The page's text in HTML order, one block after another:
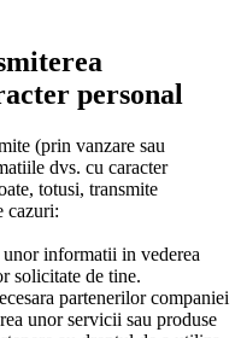
personal
(prin vanzare sau
dvs. cu caracter
totusi, transmite
cazuri:
unor informatii in vederea
solicitate de tine.
partenerilor companiei
unor servicii sau produse